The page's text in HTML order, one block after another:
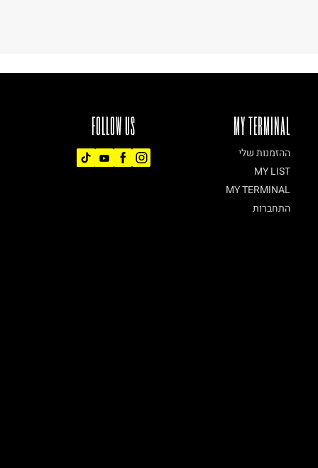
FOLLOW US MY TERMINAL
ההזמנות שלי
MY LIST
MY TERMINAL
התחברות